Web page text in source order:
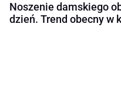
Noszenie damskiego
dzień. Trend obecny w